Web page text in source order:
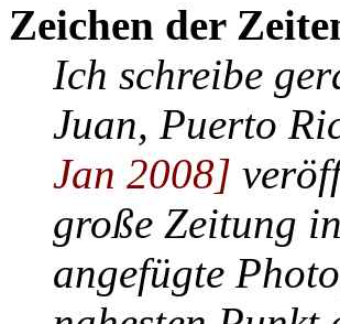
Zeichen der
Ich schreibe
Juan, Puerto
Jan 2008]
große Zeitung
angefügte